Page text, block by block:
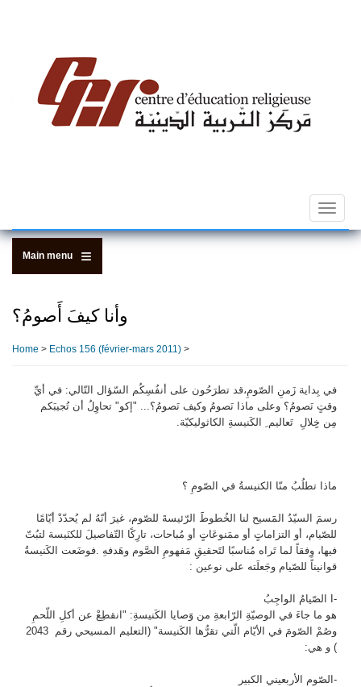
Toggle
Main menu
وأنا كيفَ أَصومُ؟
Home > Echos 156 (février-mars 2011) >
في بِداية زَمنِ الصّومِ،قد تطرَحُون على أنفُسِكُم السّؤال التّالي: في أيِّ
وقتٍ نَصومُ؟ وعلى ماذا نَصومُ وكيف نَصومُ؟... "إكو" تحاوِلُ أن تُجيبَكم
مِن خِِلالِ تَعاليم ِ الكَنيسةِ الكاثوليكيّة.
ماذا تطلُبُ منّا الكنيسةُ في الصّومِ ؟
رسمَ السيّدُ المََسيح لنا الخُطوطََ الرّئيسةَ للصّوم، غيرَ أنّهُ لم يُحدّدْ أيّامًا
للصّيام، أو التزاماتٍ أو ممَنوعَاتٍ أو مُباحات، تارِكًا التّفاصيلَ للكنَيسة لتبُتّ
فيها، وِفقاً لما تَراه مُناسبًا لتََحقيقِِ مَفهومِ الصَّوم وهَدفهِ .فوضَعت الكَنيسةُ
قوانيناً للصّيام وجَعلَته على نوعين :
-I الصّيامُ الواجِبُ
هو ما جاءَ في الوصيّةِ الرّابعةِ من وََصايا الكَنيسةِ: "انقطِعْ عن أكلِ اللّحمِ
وصُمْ الصّومَ في الأيّام الّتي تقرُّها الكَنيسة" (التعليم المسيحي رقم 2043
) و هي:
-الصّوم الأربعيني الكبير